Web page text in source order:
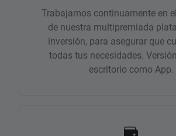
Trabajamos continuamente en
de nuestra multipremiada
inversión, para asegurar que
todas tus necesidades.
escritorio como App.